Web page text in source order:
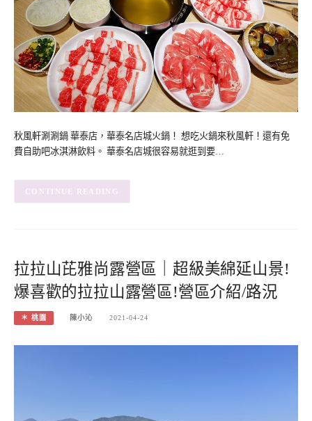
秋風軒涮涮鍋 華泰店，華泰名店城火鍋！ 想吃火鍋來秋風軒！還有免
費自助吧冰淇淋飲料。 華泰名店城很容易就逛到要…
CONTINUE READING
拉拉山芘雅尚露營區｜超級美綿延山景!
爆喜歡的拉拉山露營區!營區介紹/路況
＊ 桃園 陳小沁 2021-04-24